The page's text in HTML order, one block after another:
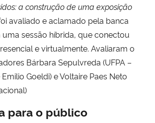
a construção de uma exposição
avaliado e aclamado pela banca
sessão híbrida, que conectou
e virtualmente. Avaliaram o
Bárbara Sepulvreda (UFPA –
Goeldi) e Voltaire Paes Neto
para o público